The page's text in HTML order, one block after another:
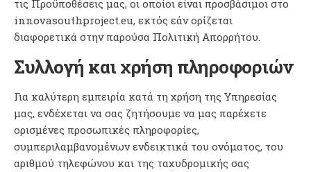
τις Προϋποθέσεις μας, οι οποίοι είναι προσβάσιμοι στο
innovasouthproject.eu, εκτός εάν ορίζεται
διαφορετικά στην παρούσα Πολιτική Απορρήτου.
Συλλογή και χρήση πληροφοριών
Για καλύτερη εμπειρία κατά τη χρήση της Υπηρεσίας
μας, ενδέχεται να σας ζητήσουμε να μας παρέχετε
ορισμένες προσωπικές πληροφορίες,
συμπεριλαμβανομένων ενδεικτικά του ονόματος, του
αριθμού τηλεφώνου και της ταχυδρομικής σας